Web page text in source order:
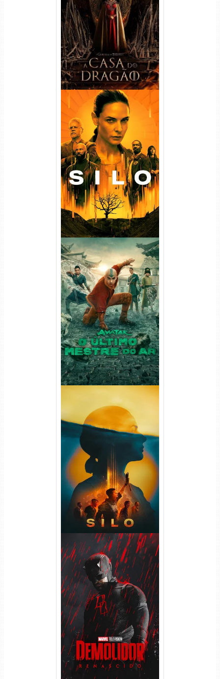
A Casa do Dragão 1ª
Temporada Torrent (2022)
WEB-DL 720p/1080p Dual
Áudio
Silo 1ª Temporada Torrent
(2023) WEB-DL
720p/1080p/4K Dual Áudio
Avatar: O Último Mestre do
Ar 2ª Temporada Torrent
(2026) WEB-DL 1080p Dual
Áudio
Silo 2ª Temporada (2024)
WEB-DL 1080p Dual Áudio
Demolidor: Renascido 2ª
Temporada (2026) WEB-DL
1080p Dual Áudio